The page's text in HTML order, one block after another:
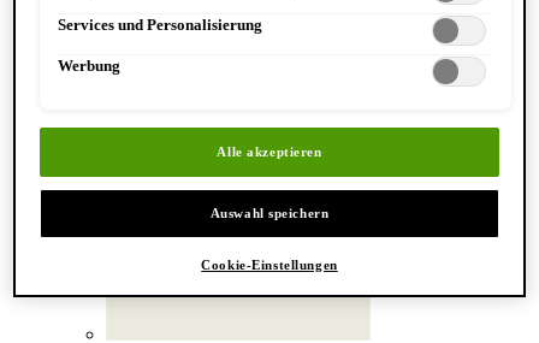
Entdecken Sie Hand & Körper
Services und Personalisierung
Werbung
Alle akzeptieren
Auswahl speichern
Cookie-Einstellungen